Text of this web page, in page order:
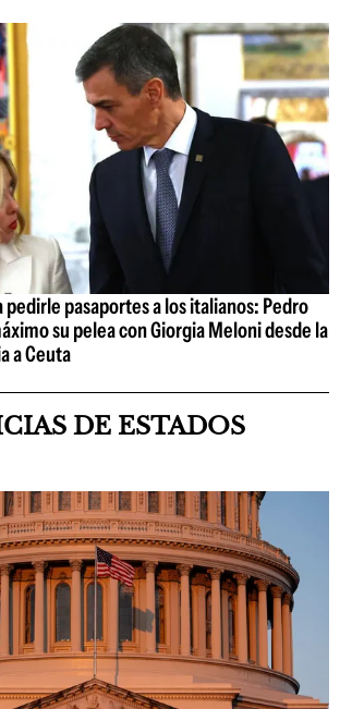
pedirle pasaportes a los italianos: Pedro
su pelea con Giorgia Meloni desde la
a Ceuta
DE ESTADOS